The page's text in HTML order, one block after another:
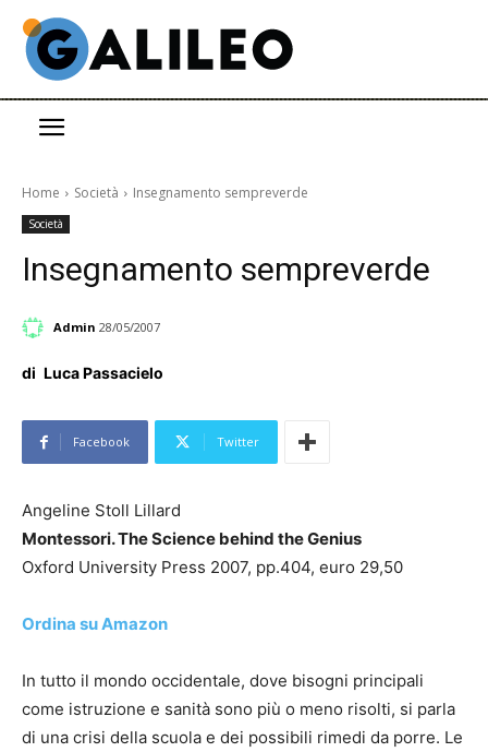
Home Società Insegnamento sempreverde
Società
Insegnamento sempreverde
Admin 28/05/2007
di Luca Passacielo
Facebook Twitter
Angeline Stoll Lillard
Montessori. The Science behind the Genius
Oxford University Press 2007, pp.404, euro 29,50
Ordina su Amazon
In tutto il mondo occidentale, dove bisogni principali
come istruzione e sanità sono più o meno risolti, si parla
di una crisi della scuola e dei possibili rimedi da porre. Le